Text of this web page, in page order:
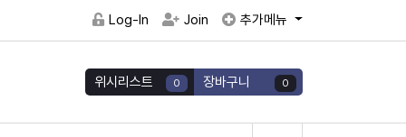
Log-In Join 추가메뉴
위시리스트 0 장바구니 0